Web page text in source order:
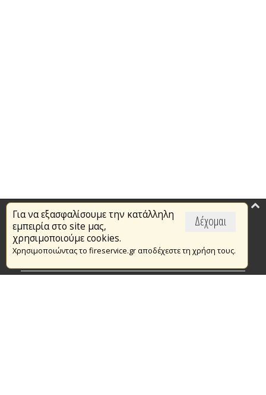
Δέχομαι
Για να εξασφαλίσουμε την κατάλληλη
εμπειρία στο site μας,
χρησιμοποιούμε cookies.
Χρησιμοποιώντας το fireservice.gr αποδέχεστε τη χρήση τους.
Επικαιρότητα
Το Πυροσβεστικό Σώμα